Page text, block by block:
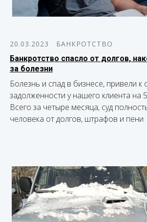
20.03.2023
БАНКРОТСТВО
Банкротство спасло от долгов,
за болезни
Болезнь и спад в бизнесе, привели
задолженности у нашего клиента на
Всего за четыре месяца, суд
человека от долгов, штрафов и пени